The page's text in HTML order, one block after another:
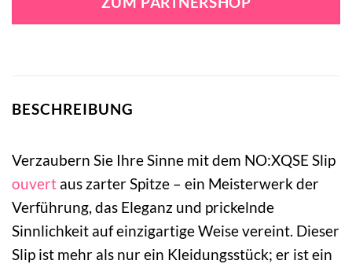
BESCHREIBUNG
Verzaubern Sie Ihre Sinne mit dem NO:XQSE Slip
ouvert aus zarter Spitze – ein Meisterwerk der
Verführung, das Eleganz und prickelnde
Sinnlichkeit auf einzigartige Weise vereint. Dieser
Slip ist mehr als nur ein Kleidungsstück; er ist ein